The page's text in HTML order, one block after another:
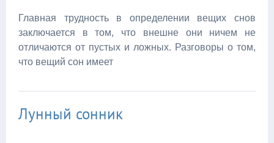
Главная трудность в определении вещих снов
заключается в том, что внешне они ничем не
отличаются от пустых и ложных. Разговоры о том,
что вещий сон имеет
Лунный сонник